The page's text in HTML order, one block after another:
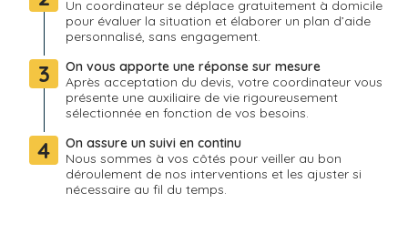
Un coordinateur se déplace gratuitement à domicile
pour évaluer la situation et élaborer un plan d’aide
personnalisé, sans engagement.
3
On vous apporte une réponse sur mesure
Après acceptation du devis, votre coordinateur vous
présente une auxiliaire de vie rigoureusement
sélectionnée en fonction de vos besoins.
4
On assure un suivi en continu
Nous sommes à vos côtés pour veiller au bon
déroulement de nos interventions et les ajuster si
nécessaire au fil du temps.